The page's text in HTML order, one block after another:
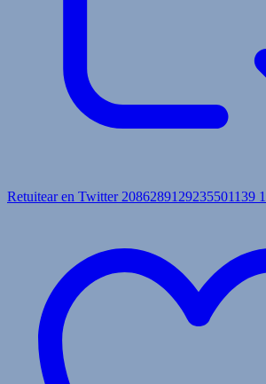
Retuitear en Twitter 2086289129235501139 1